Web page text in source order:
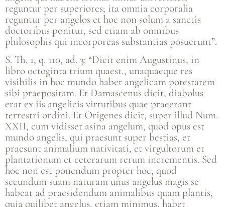
reguntur per superiores; ita omnia corporalia
reguntur per angelos et hoc non solum a sanctis
doctoribus ponitur, sed etiam ab omnibus
philosophis qui incorporeas substantias posuerunt”.
S. Th. 1, q. 110, ad. 3: “Dicit enim Augustinus, in
libro octoginta trium quaest., unaquaeque res
visibilis in hoc mundo habet angelicam potestatem
sibi praepositam. Et Damascenus dicit, diabolus
erat ex iis angelicis virtutibus quae praeerant
terrestri ordini. Et Origenes dicit, super illud Num.
XXII, cum vidisset asina angelum, quod opus est
mundo angelis, qui praesunt super bestias, et
praesunt animalium nativitati, et virgultorum et
plantationum et ceterarum rerum incrementis. Sed
hoc non est ponendum propter hoc, quod
secundum suam naturam unus angelus magis se
habeat ad praesidendum animalibus quam plantis,
quia quilibet angelus, etiam minimus, habet